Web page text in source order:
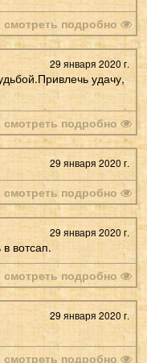
смотреть подробно
29 января 2020 г.
удачу,
смотреть подробно
29 января 2020 г.
смотреть подробно
29 января 2020 г.
вотсап.
смотреть подробно
29 января 2020 г.
смотреть подробно